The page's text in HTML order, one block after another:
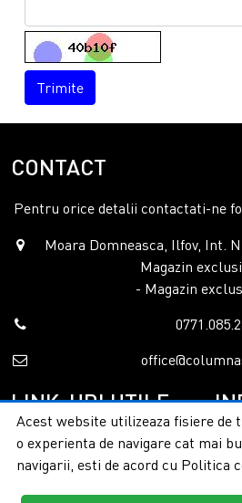
Trimite
CONTACT
Pentru orice detalii contactati-ne
Moara Domneasca, Ilfov, Int.
Magazin
- Magazin
LINK-URI UTILE
Acasa
Despre noi
Acest website utilizeaza fisiere de
o experienta de navigare cat mai
navigarii, esti de acord cu Politica